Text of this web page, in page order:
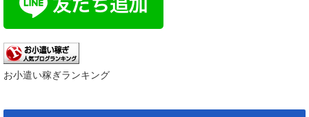
お小遣い稼ぎランキング